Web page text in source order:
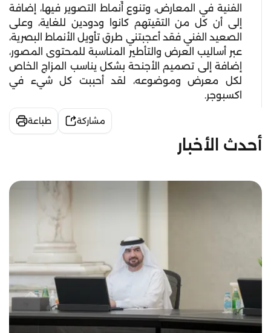
الفنية في المعارض، وتنوع أنماط التصوير فيها، إضافة
إلى أن كل من التقيتهم كانوا ودودين للغاية، وعلى
الصعيد الفني فقد أعجبتني طرق تأويل الأنماط البصرية،
عبر أساليب العرض والتأطير المناسبة للمحتوى المصور،
إضافة إلى تصميم الأجنحة بشكل يناسب المزاج الخاص
لكل معرض وموضوعه، لقد أحببت كل شيء في
اكسبوجر.
مشاركة طباعة
أحدث الأخبار